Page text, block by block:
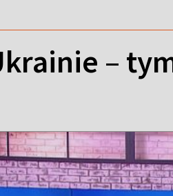
–